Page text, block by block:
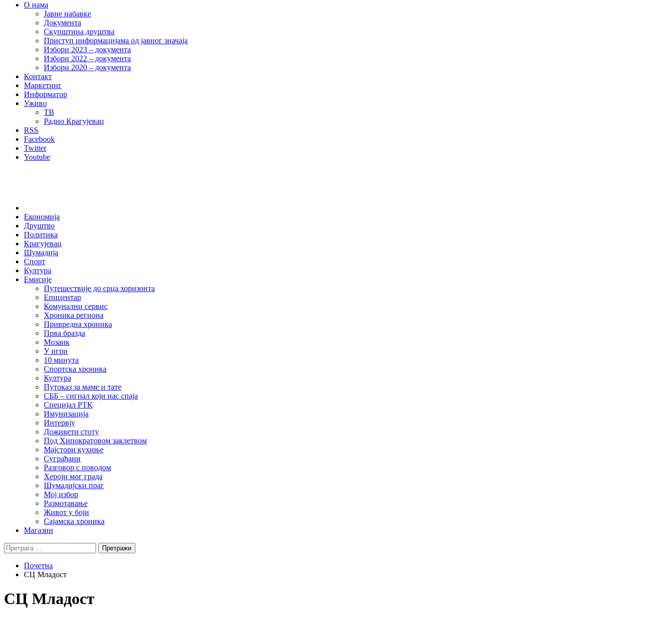
О нама
Јавне набавке
Документа
Скупштина друштва
Приступ информацијама од јавног значаја
Избори 2023 – документа
Избори 2022 – документа
Избори 2020 – документа
Контакт
Маркетинг
Информатор
Уживо
ТВ
Радио Крагујевац
RSS
Facebook
Twitter
Youtube
Економија
Друштво
Политика
Крагујевац
Шумадија
Спорт
Култура
Емисије
Путешествије до срца хоризонта
Епицентар
Комунални сервис
Хроника региона
Привредна хроника
Прва бразда
Мозаик
У игри
10 минута
Спортска хроника
Култура
Путоказ за маме и тате
СББ – сигнал који нас спаја
Специјал РТК
Имунизација
Интервју
Доживети стоту
Под Хипократовом заклетвом
Мајстори кухиње
Суграђани
Разговор с поводом
Хероји мог града
Шумадијски праг
Мој избор
Размотавање
Живот у боји
Сајамска хроника
Магазин
Претрага
за:
Почетна
СЦ Младост
СЦ Младост